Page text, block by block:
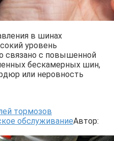
в шинах
уровень
связано с повышенной
бескамерных шин,
или неровность
тормозов
обслуживаниеАвтор: